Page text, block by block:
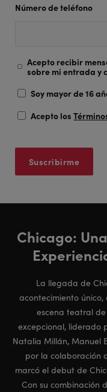
Número de teléfono
Acepto recibir
sobre mi entrada y
Soy mayor de 16
Acepto los
Chicago:
La llegada de
acontecimiento
escena teatral
excepcional, liderado
Natalia Millán, Manuel
por la colaboración
marcó el debut de
Con su combinación